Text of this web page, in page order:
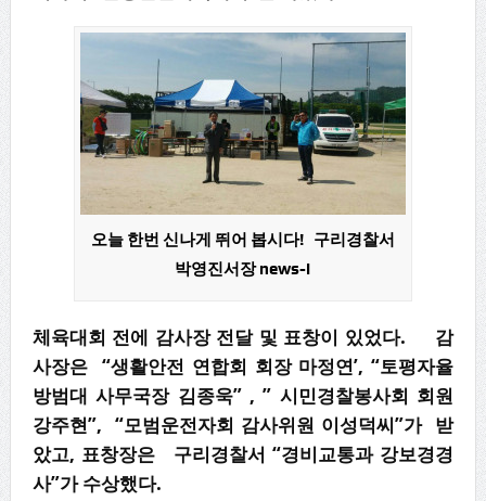
오늘 한번 신나게 뛰어 봅시다! 구리경찰서
박영진서장 news-i
체육대회 전에 감사장 전달 및 표창이 있었다. 감
사장은 “생활안전 연합회 회장 마정연’, “토평자율
방범대 사무국장 김종욱” , ” 시민경찰봉사회 회원
강주현”, “모범운전자회 감사위원 이성덕씨”가 받
았고, 표창장은 구리경찰서 “경비교통과 강보경경
사”가 수상했다.